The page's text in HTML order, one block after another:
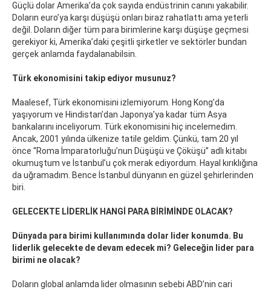
Güçlü dolar Amerika’da çok sayıda endüstrinin canını yakabilir.
Doların euro’ya karşı düşüşü onları biraz rahatlattı ama yeterli
değil. Doların diğer tüm para birimlerine karşı düşüşe geçmesi
gerekiyor ki, Amerika’daki çeşitli şirketler ve sektörler bundan
gerçek anlamda faydalanabilsin.
Türk ekonomisini takip ediyor musunuz?
Maalesef, Türk ekonomisini izlemiyorum. Hong Kong’da
yaşıyorum ve Hindistan’dan Japonya’ya kadar tüm Asya
bankalarını inceliyorum. Türk ekonomisini hiç incelemedim.
Ancak, 2001 yılında ülkenize tatile geldim. Çünkü, tam 20 yıl
önce “Roma İmparatorluğu’nun Düşüşü ve Çöküşü” adlı kitabı
okumuştum ve İstanbul’u çok merak ediyordum. Hayal kırıklığına
da uğramadım. Bence İstanbul dünyanın en güzel şehirlerinden
biri.
GELECEKTE LİDERLİK HANGİ PARA BİRİMİNDE OLACAK?
Dünyada para birimi kullanımında dolar lider konumda. Bu
liderlik gelecekte de devam edecek mi? Geleceğin lider para
birimi ne olacak?
Doların global anlamda lider olmasının sebebi ABD’nin cari